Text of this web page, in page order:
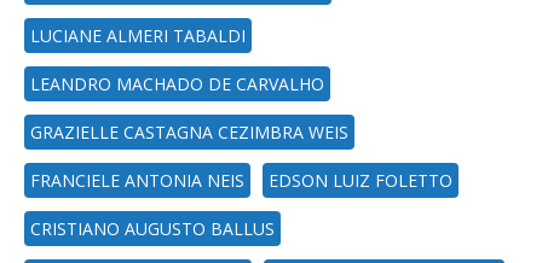
LUCIANE ALMERI TABALDI
LEANDRO MACHADO DE CARVALHO
GRAZIELLE CASTAGNA CEZIMBRA WEIS
FRANCIELE ANTONIA NEIS EDSON LUIZ FOLETTO
CRISTIANO AUGUSTO BALLUS